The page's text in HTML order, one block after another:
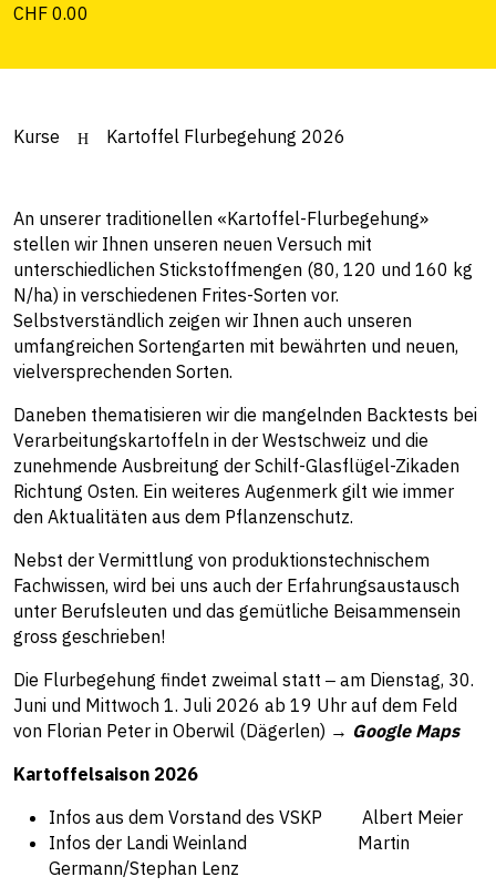
CHF 0.00
Kurse Kartoffel Flurbegehung 2026
An unserer traditionellen «Kartoffel-Flurbegehung»
stellen wir Ihnen unseren neuen Versuch mit
unterschiedlichen Stickstoffmengen (80, 120 und 160 kg
N/ha) in verschiedenen Frites-Sorten vor.
Selbstverständlich zeigen wir Ihnen auch unseren
umfangreichen Sortengarten mit bewährten und neuen,
vielversprechenden Sorten.
Daneben thematisieren wir die mangelnden Backtests bei
Verarbeitungskartoffeln in der Westschweiz und die
zunehmende Ausbreitung der Schilf-Glasflügel-Zikaden
Richtung Osten. Ein weiteres Augenmerk gilt wie immer
den Aktualitäten aus dem Pflanzenschutz.
Nebst der Vermittlung von produktionstechnischem
Fachwissen, wird bei uns auch der Erfahrungsaustausch
unter Berufsleuten und das gemütliche Beisammensein
gross geschrieben!
Die Flurbegehung findet zweimal statt ‒ am Dienstag, 30.
Juni und Mittwoch 1. Juli 2026 ab 19 Uhr auf dem Feld
von Florian Peter in Oberwil (Dägerlen) → Google Maps
Kartoffelsaison 2026
Infos aus dem Vorstand des VSKP Albert Meier
Infos der Landi Weinland Martin
Germann/Stephan Lenz